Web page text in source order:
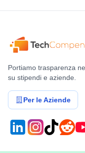
Portiamo trasparenza
su stipendi e aziende.
Per le Aziende